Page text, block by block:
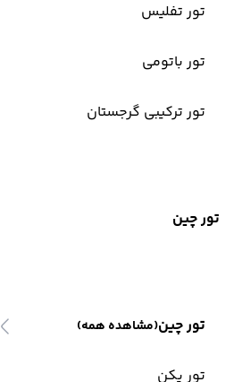
تور تفلیس
تور باتومی
تور ترکیبی گرجستان
تور چین
تور چین(مشاهده همه)
تور پکن